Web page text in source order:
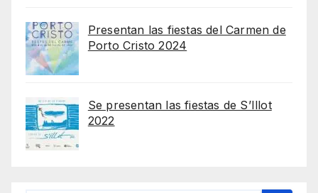
Presentan las fiestas del Carmen de
Porto Cristo 2024
Se presentan las fiestas de S’Illot
2022